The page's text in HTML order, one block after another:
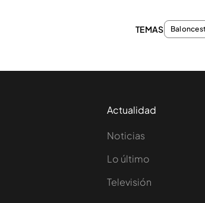
TEMAS
Actualidad
Noticias
Lo último
Televisión